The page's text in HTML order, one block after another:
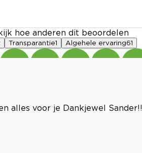
hoe anderen dit beoordelen
Transparantie1 Algehele ervaring61
alles voor je Dankjewel Sander!!